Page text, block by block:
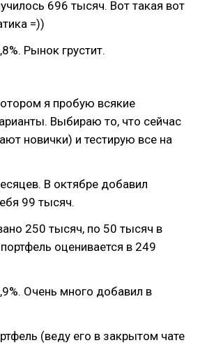
696 тысяч. Вот такая вот
=))
Рынок грустит.
я пробую всякие
Выбираю то, что сейчас
новички) и тестирую все на
В октябре добавил
99 тысяч.
250 тысяч, по 50 тысяч в
оценивается в 249
Очень много добавил в
(веду его в закрытом чате